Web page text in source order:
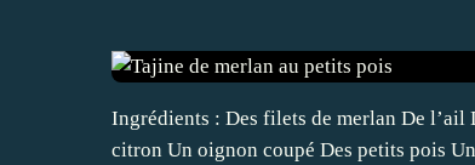
Ingrédients : Des filets de merlan De l’ail
citron Un oignon coupé Des petits pois